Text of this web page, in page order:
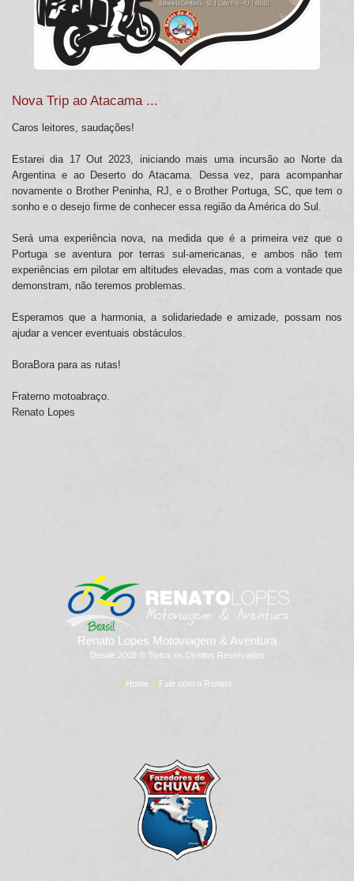
Nova Trip ao Atacama ...
Caros leitores, saudações!
Estarei dia 17 Out 2023, iniciando mais uma incursão ao Norte da
Argentina e ao Deserto do Atacama. Dessa vez, para acompanhar
novamente o Brother Peninha, RJ, e o Brother Portuga, SC, que tem o
sonho e o desejo firme de conhecer essa região da América do Sul.
Será uma experiência nova, na medida que é a primeira vez que o
Portuga se aventura por terras sul-americanas, e ambos não tem
experiências em pilotar em altitudes elevadas, mas com a vontade que
demonstram, não teremos problemas.
Esperamos que a harmonia, a solidariedade e amizade, possam nos
ajudar a vencer eventuais obstáculos.
BoraBora para as rutas!
Fraterno motoabraço.
Renato Lopes
Renato Lopes Motoviagem & Aventura
Desde 2008 © Todos os Direitos Reservados
/ Home / Fale com o Renato